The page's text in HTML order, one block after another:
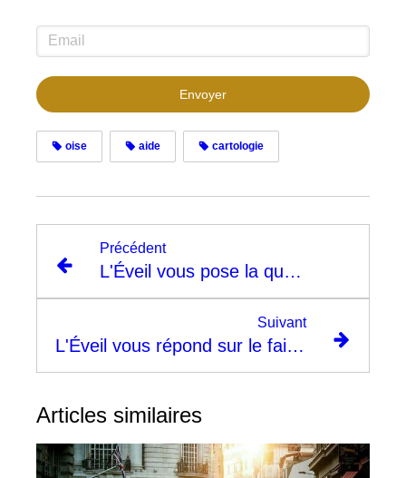
Envoyer
oise aide cartologie
Précédent
L'Éveil vous pose la question, le monde est il en vous ou à l’extérieur ?
Suivant
L'Éveil vous répond sur le faite de savoir à quoi ça sert d’agir ?
Articles similaires